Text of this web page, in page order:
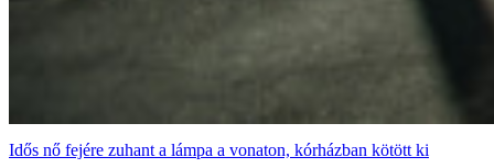
Idős nő fejére zuhant a lámpa a vonaton, kórházban kötött ki